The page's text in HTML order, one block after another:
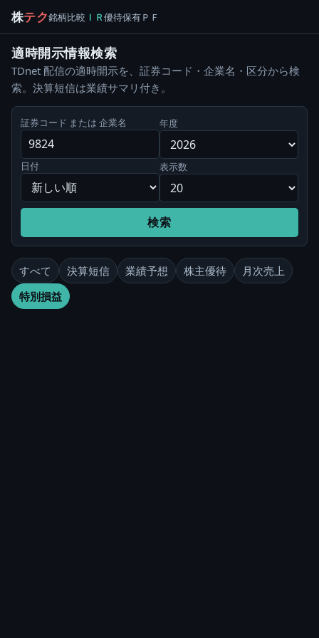
株テク銘柄比較 ＩＲ優待保有ＰＦ
適時開示情報検索
TDnet 配信の適時開示を、証券コード・企業名・区分から検
索。決算短信は業績サマリ付き。
証券コード または 企業名 年度
日付 表示数
検索
すべて 決算短信 業績予想 株主優待
月次売上
特別損益